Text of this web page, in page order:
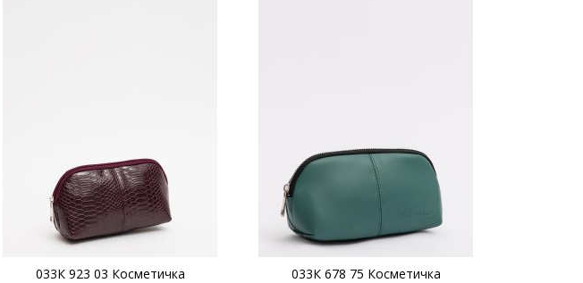
033К 923 03 Косметичка 033К 678 75 Косметичка